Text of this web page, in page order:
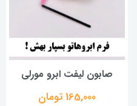
صابون لیفت ابرو مورلی
165,000 تومان